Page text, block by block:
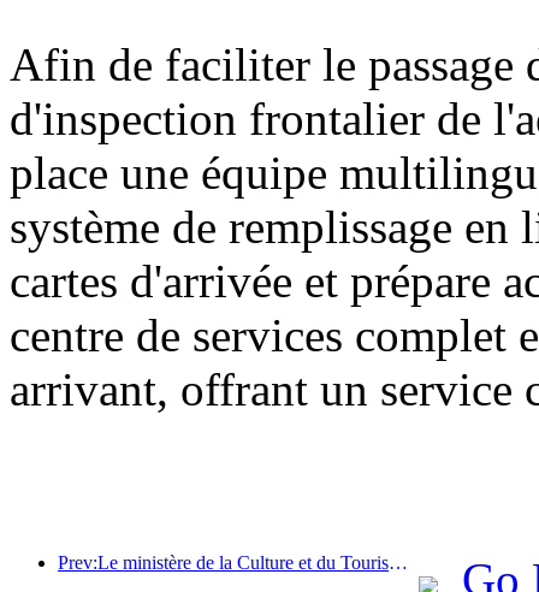
Afin de faciliter le passage
d'inspection frontalier de
place une équipe
système de remplissage
cartes d'arrivée et prépare
centre de services complet
arrivant, offrant un service
Prev:Le ministère de la Culture et du Tourisme a indiqué qu'en 2025, 16 994 sites touristiques de niveau A ont accueilli 7,51 milliards de visiteurs, générant des recettes touristiques de 554,49 milliards de yuans. Go